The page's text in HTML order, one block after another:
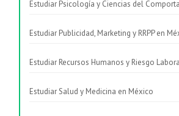
Estudiar Psicología y Ciencias del
Estudiar Publicidad, Marketing y RRPP en
Estudiar Recursos Humanos y Riesgo
Estudiar Salud y Medicina en México